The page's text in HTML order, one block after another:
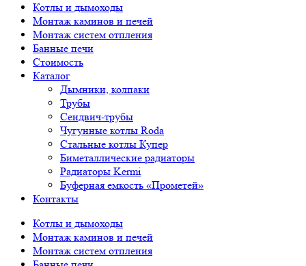
Котлы и дымоходы
Монтаж каминов и печей
Монтаж систем отпления
Банные печи
Стоимость
Каталог
Дымники, колпаки
Трубы
Сендвич-трубы
Чугунные котлы Roda
Стальные котлы Купер
Биметаллические радиаторы
Радиаторы Kermi
Буферная емкость «Прометей»
Контакты
Котлы и дымоходы
Монтаж каминов и печей
Монтаж систем отпления